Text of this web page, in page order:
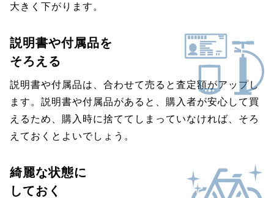
大きく下がります。
説明書や付属品を
そろえる
説明書や付属品は、合わせて売ると査定額がアップし
ます。説明書や付属品があると、購入者が安心して買
えるため、購入時に捨ててしまっていなければ、そろ
えておくとよいでしょう。
綺麗な状態に
しておく